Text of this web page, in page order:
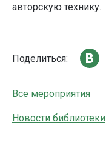
авторскую технику.
Поделиться:
Все мероприятия
Новости библиотеки